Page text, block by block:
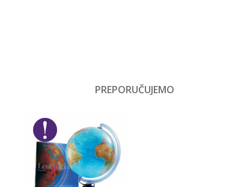
PREPORUČUJEMO